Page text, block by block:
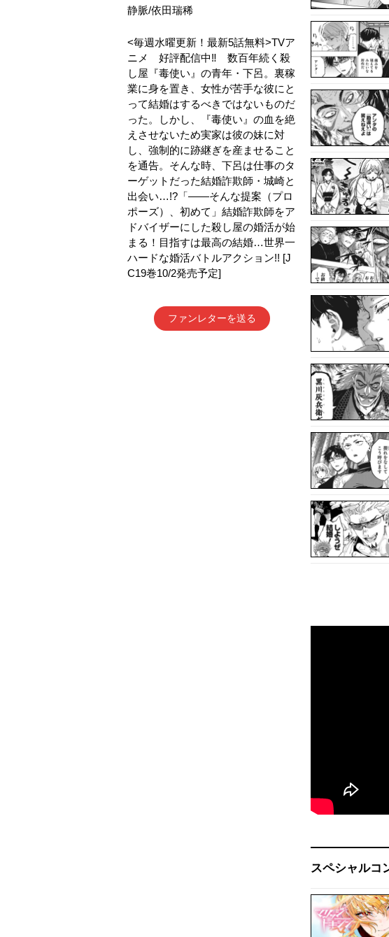
静脈/依田瑞稀
<毎週水曜更新！最新5話無料>TVア
ニメ 好評配信中‼ 数百年続く殺
し屋『毒使い』の青年・下呂。裏稼
業に身を置き、女性が苦手な彼にと
って結婚はするべきではないものだ
った。しかし、『毒使い』の血を絶
えさせないため実家は彼の妹に対
し、強制的に跡継ぎを産ませること
を通告。そんな時、下呂は仕事のタ
ーゲットだった結婚詐欺師・城崎と
出会い…!?「――そんな提案（プロ
ポーズ）、初めて」結婚詐欺師をア
ドバイザーにした殺し屋の婚活が始
まる！目指すは最高の結婚…世界一
ハードな婚活バトルアクション!! [J
C19巻10/2発売予定]
ファンレターを送る
スペシャルコ